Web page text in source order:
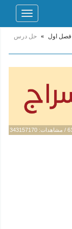
Toggle
فصل اول » حل درس